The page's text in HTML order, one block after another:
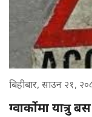
बिहीबार, साउन २१,
ग्वार्कोमा यात्रु